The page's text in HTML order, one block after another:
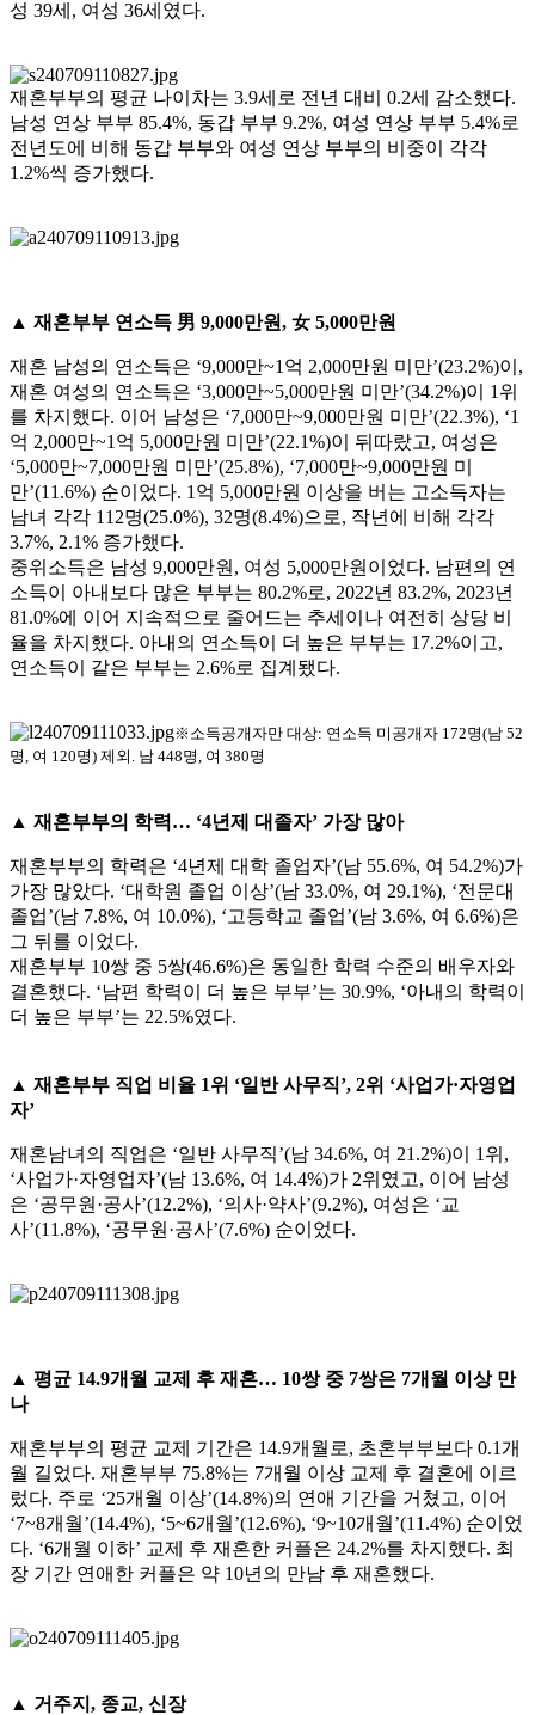
성 39세, 여성 36세였다.
재혼부부의 평균 나이차는 3.9세로 전년 대비 0.2세 감소했다.
남성 연상 부부 85.4%, 동갑 부부 9.2%, 여성 연상 부부 5.4%로
전년도에 비해 동갑 부부와 여성 연상 부부의 비중이 각각
1.2%씩 증가했다.
▲ 재혼부부 연소득 男 9,000만원, 女 5,000만원
재혼 남성의 연소득은 ‘9,000만~1억 2,000만원 미만’(23.2%)이,
재혼 여성의 연소득은 ‘3,000만~5,000만원 미만’(34.2%)이 1위
를 차지했다. 이어 남성은 ‘7,000만~9,000만원 미만’(22.3%), ‘1
억 2,000만~1억 5,000만원 미만’(22.1%)이 뒤따랐고, 여성은
‘5,000만~7,000만원 미만’(25.8%), ‘7,000만~9,000만원 미
만’(11.6%) 순이었다. 1억 5,000만원 이상을 버는 고소득자는
남녀 각각 112명(25.0%), 32명(8.4%)으로, 작년에 비해 각각
3.7%, 2.1% 증가했다.
중위소득은 남성 9,000만원, 여성 5,000만원이었다. 남편의 연
소득이 아내보다 많은 부부는 80.2%로, 2022년 83.2%, 2023년
81.0%에 이어 지속적으로 줄어드는 추세이나 여전히 상당 비
율을 차지했다. 아내의 연소득이 더 높은 부부는 17.2%이고,
연소득이 같은 부부는 2.6%로 집계됐다.
※소득공개자만 대상: 연소득 미공개자 172명(남 52
명, 여 120명) 제외. 남 448명, 여 380명
▲ 재혼부부의 학력… ‘4년제 대졸자’ 가장 많아
재혼부부의 학력은 ‘4년제 대학 졸업자’(남 55.6%, 여 54.2%)가
가장 많았다. ‘대학원 졸업 이상’(남 33.0%, 여 29.1%), ‘전문대
졸업’(남 7.8%, 여 10.0%), ‘고등학교 졸업’(남 3.6%, 여 6.6%)은
그 뒤를 이었다.
재혼부부 10쌍 중 5쌍(46.6%)은 동일한 학력 수준의 배우자와
결혼했다. ‘남편 학력이 더 높은 부부’는 30.9%, ‘아내의 학력이
더 높은 부부’는 22.5%였다.
▲ 재혼부부 직업 비율 1위 ‘일반 사무직’, 2위 ‘사업가·자영업
자’
재혼남녀의 직업은 ‘일반 사무직’(남 34.6%, 여 21.2%)이 1위,
‘사업가·자영업자’(남 13.6%, 여 14.4%)가 2위였고, 이어 남성
은 ‘공무원·공사’(12.2%), ‘의사·약사’(9.2%), 여성은 ‘교
사’(11.8%), ‘공무원·공사’(7.6%) 순이었다.
▲ 평균 14.9개월 교제 후 재혼… 10쌍 중 7쌍은 7개월 이상 만
나
재혼부부의 평균 교제 기간은 14.9개월로, 초혼부부보다 0.1개
월 길었다. 재혼부부 75.8%는 7개월 이상 교제 후 결혼에 이르
렀다. 주로 ‘25개월 이상’(14.8%)의 연애 기간을 거쳤고, 이어
‘7~8개월’(14.4%), ‘5~6개월’(12.6%), ‘9~10개월’(11.4%) 순이었
다. ‘6개월 이하’ 교제 후 재혼한 커플은 24.2%를 차지했다. 최
장 기간 연애한 커플은 약 10년의 만남 후 재혼했다.
▲ 거주지, 종교, 신장